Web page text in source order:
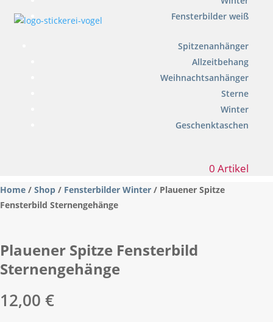
Fensterbilder weiß
Spitzenanhänger
Allzeitbehang
Weihnachtsanhänger
Sterne
Winter
Geschenktaschen
0 Artikel
Home / Shop / Fensterbilder Winter / Plauener Spitze
Fensterbild Sternengehänge
Plauener Spitze Fensterbild
Sternengehänge
12,00 €